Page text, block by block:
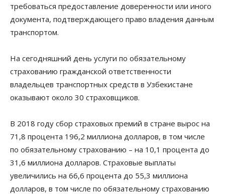
требоваться предоставление доверенности или иного
документа, подтверждающего право владения данным
транспортом.
На сегодняшний день услуги по обязательному
страхованию гражданской ответственности
владельцев транспортных средств в Узбекистане
оказывают около 30 страховщиков.
В 2018 году сбор страховых премий в стране вырос на
71,8 процента 196,2 миллиона долларов, в том числе
по обязательному страхованию – на 10,1 процента до
31,6 миллиона долларов. Страховые выплаты
увеличились на 66,6 процента до 55,3 миллиона
долларов, в том числе по обязательному страхованию